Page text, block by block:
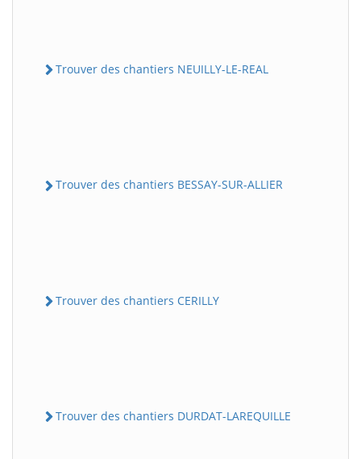
Trouver des chantiers NEUILLY-LE-REAL
Trouver des chantiers BESSAY-SUR-ALLIER
Trouver des chantiers CERILLY
Trouver des chantiers DURDAT-LAREQUILLE